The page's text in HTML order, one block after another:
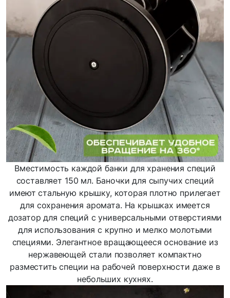
Вместимость каждой банки для хранения специй
составляет 150 мл. Баночки для сыпучих специй
имеют стальную крышку, которая плотно прилегает
для сохранения аромата. На крышках имеется
дозатор для специй с универсальными отверстиями
для использования с крупно и мелко молотыми
специями. Элегантное вращающееся основание из
нержавеющей стали позволяет компактно
разместить специи на рабочей поверхности даже в
небольших кухнях.